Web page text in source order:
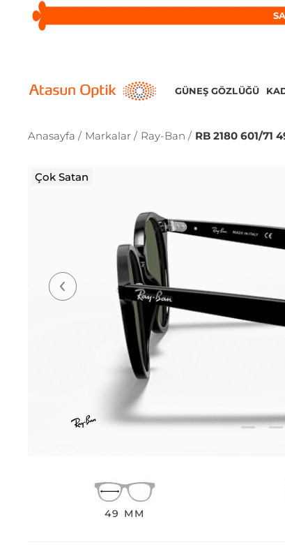
GÜNEŞ GÖZLÜĞÜ
Anasayfa / Markalar / Ray-Ban / RB 2180 601/71
Çok Satan
49 MM